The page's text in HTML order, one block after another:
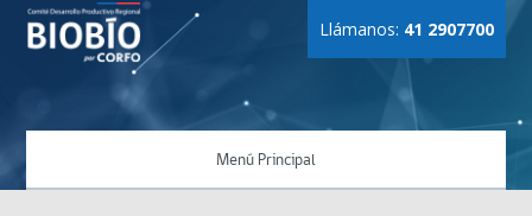
Llámanos: 41 2907700
Menú Principal